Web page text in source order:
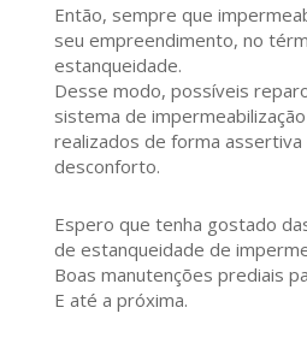
Então, sempre que
seu empreendimento, no
estanqueidade.
Desse modo, possíveis
sistema de
realizados de forma
desconforto.
Espero que tenha gostado
de estanqueidade de
Boas manutenções prediais
E até a próxima.